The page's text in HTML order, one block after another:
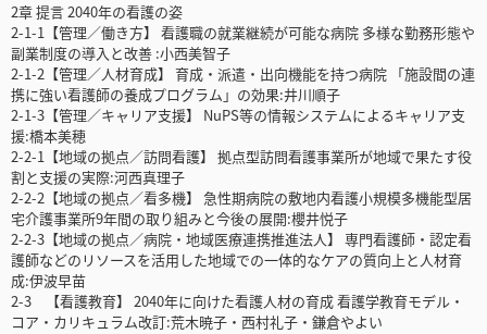
2章 提言 2040年の看護の姿
2-1-1【管理／働き方】 看護職の就業継続が可能な病院 多様な勤務形態や
副業制度の導入と改善 :小西美智子
2-1-2【管理／人材育成】 育成・派遣・出向機能を持つ病院 「施設間の連
携に強い看護師の養成プログラム」の効果:井川順子
2-1-3【管理／キャリア支援】 NuPS等の情報システムによるキャリア支
援:橋本美穂
2-2-1【地域の拠点／訪問看護】 拠点型訪問看護事業所が地域で果たす役
割と支援の実際:河西真理子
2-2-2【地域の拠点／看多機】 急性期病院の敷地内看護小規模多機能型居
宅介護事業所9年間の取り組みと今後の展開:櫻井悦子
2-2-3【地域の拠点／病院・地域医療連携推進法人】 専門看護師・認定看
護師などのリソースを活用した地域での一体的なケアの質向上と人材育
成:伊波早苗
2-3 【看護教育】 2040年に向けた看護人材の育成 看護学教育モデル・
コア・カリキュラム改訂:荒木暁子・西村礼子・鎌倉やよい